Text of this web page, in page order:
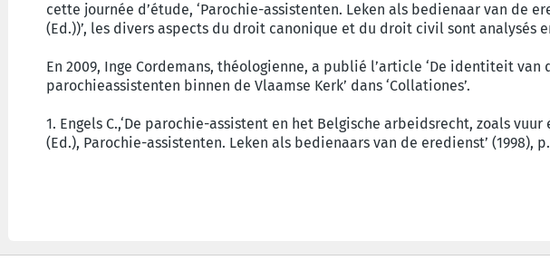
cette journée d’étude, ‘Parochie-assistenten. Leken als bedienaar van de
(Ed.))’, les divers aspects du droit canonique et du droit civil sont analysés
En 2009, Inge Cordemans, théologienne, a publié l’article ‘De identiteit van
parochieassistenten binnen de Vlaamse Kerk’ dans ‘Collationes’.
1. Engels C.,‘De parochie-assistent en het Belgische arbeidsrecht, zoals vuur
(Ed.), Parochie-assistenten. Leken als bedienaars van de eredienst’ (1998), p.